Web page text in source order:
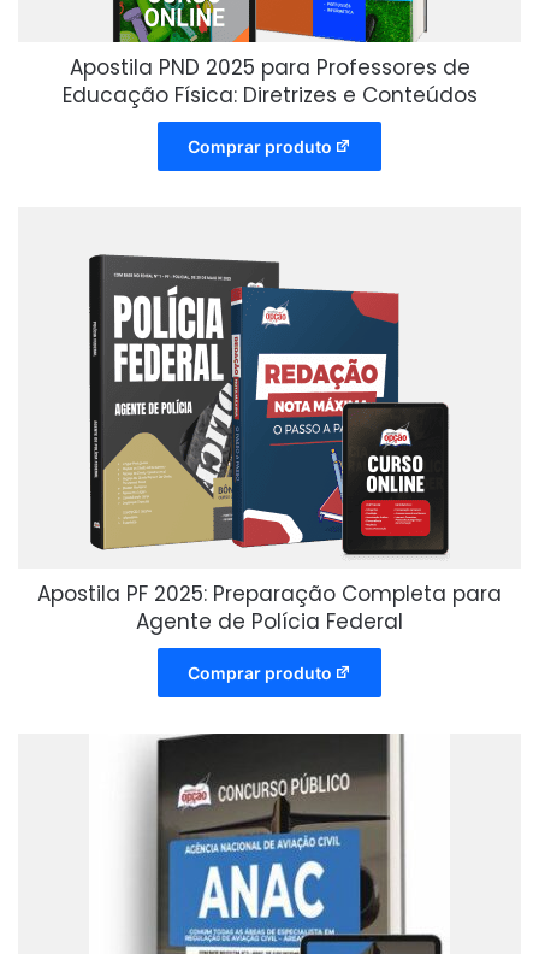
Apostila PND 2025 para Professores de
Educação Física: Diretrizes e Conteúdos
Comprar produto
Apostila PF 2025: Preparação Completa para
Agente de Polícia Federal
Comprar produto